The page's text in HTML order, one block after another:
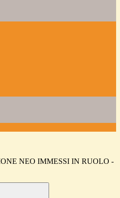
NEO IMMESSI IN RUOLO -